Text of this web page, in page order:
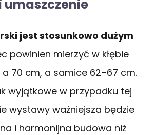
umaszczenie
jest stosunkowo dużym
powinien mierzyć w kłębie
70 cm, a samice 62–67 cm.
wyjątkowe w przypadku tej
wystawy ważniejsza będzie
i harmonijna budowa niż